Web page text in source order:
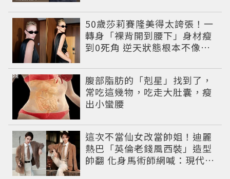
50歲莎莉賽隆美得太誇張！一
轉身「裸背開到腰下」身材瘦
到0死角 逆天狀態根本不像年
腹部脂肪的「剋星」找到了，
常吃這幾物，吃走大肚囊，瘦
出小蠻腰
PR
這次不當仙女改當帥姐！迪麗
熱巴「英倫老錢風西裝」造型
帥翻 化身馬術師網喊：現代版